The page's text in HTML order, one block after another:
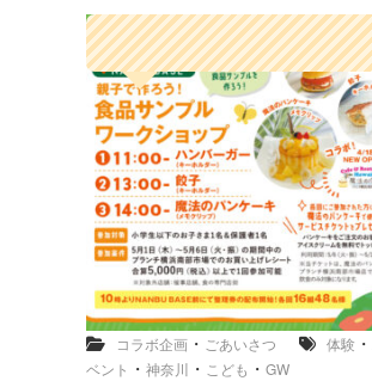
コラボ企画 ・ ごあいさつ 体験 ・
ベント ・ 神奈川 ・ こども ・ GW